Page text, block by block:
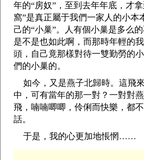
年的“房奴”，至到去年年底，才
窩”是真正屬于我們一家人的小本
己的“小巢”。人有個小巢是多么
是不是也如此啊，而那時年輕的
頭，自己竟那樣對待一雙勤勞的
們的小巢的。
如今，又是燕子北歸時。這飛
中，可有當年的那一對？一對對
飛，喃喃唧唧，伶俐而快樂，都
話。
于是，我的心更加地悵惘……